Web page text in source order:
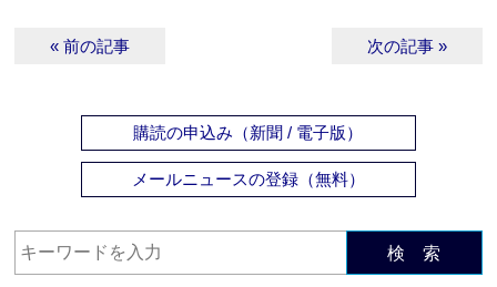
« 前の記事 次の記事 »
購読の申込み（新聞 / 電子版）
メールニュースの登録（無料）
検 索